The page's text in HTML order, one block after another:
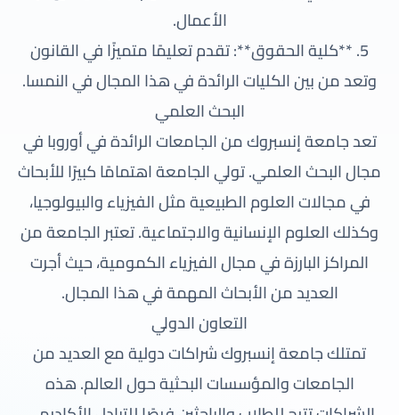
الأعمال.
5. **كلية الحقوق**: تقدم تعليمًا متميزًا في القانون
وتعد من بين الكليات الرائدة في هذا المجال في النمسا.
البحث العلمي
تعد جامعة إنسبروك من الجامعات الرائدة في أوروبا في
مجال البحث العلمي. تولي الجامعة اهتمامًا كبيرًا للأبحاث
في مجالات العلوم الطبيعية مثل الفيزياء والبيولوجيا،
وكذلك العلوم الإنسانية والاجتماعية. تعتبر الجامعة من
المراكز البارزة في مجال الفيزياء الكمومية، حيث أجرت
العديد من الأبحاث المهمة في هذا المجال.
التعاون الدولي
تمتلك جامعة إنسبروك شراكات دولية مع العديد من
الجامعات والمؤسسات البحثية حول العالم. هذه